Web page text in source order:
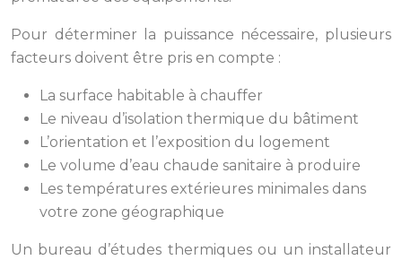
Pour déterminer la puissance nécessaire, plusieurs
facteurs doivent être pris en compte :
La surface habitable à chauffer
Le niveau d’isolation thermique du bâtiment
L’orientation et l’exposition du logement
Le volume d’eau chaude sanitaire à produire
Les températures extérieures minimales dans
votre zone géographique
Un bureau d’études thermiques ou un installateur